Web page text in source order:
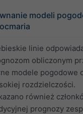
modeli
linie
obliczonym
modele pogodowe
rozdzielczości.
również
prognozy